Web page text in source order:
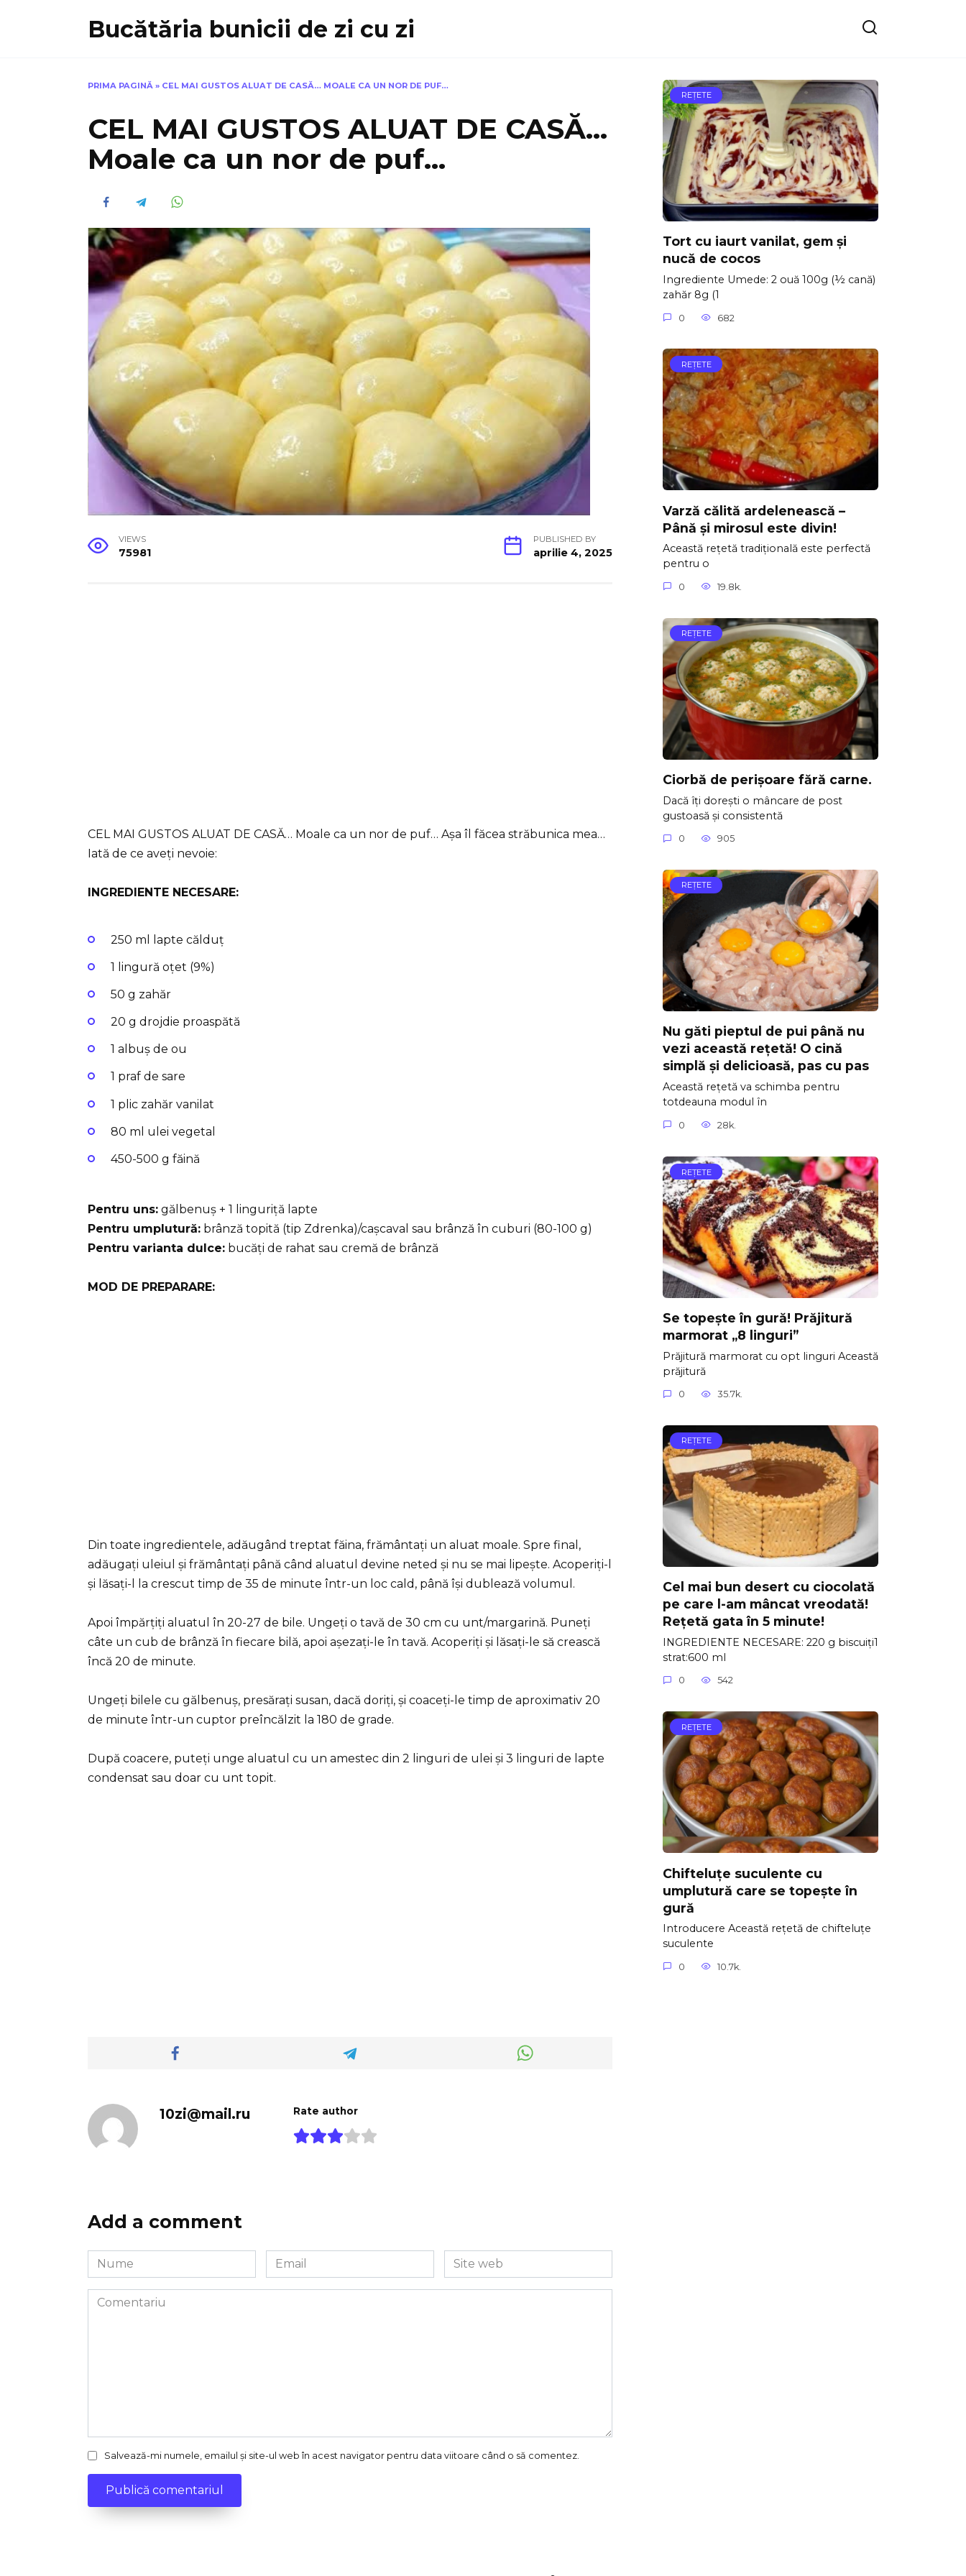
Bucătăria bunicii de zi cu zi
PRIMA PAGINĂ » CEL MAI GUSTOS ALUAT DE CASĂ… MOALE CA UN NOR DE PUF…
CEL MAI GUSTOS ALUAT DE CASĂ…
Moale ca un nor de puf…
VIEWS
75981
PUBLISHED BY
aprilie 4, 2025
CEL MAI GUSTOS ALUAT DE CASĂ… Moale ca un nor de puf… Așa îl făcea străbunica mea…
Iată de ce aveți nevoie:
INGREDIENTE NECESARE:
250 ml lapte călduț
1 lingură oțet (9%)
50 g zahăr
20 g drojdie proaspătă
1 albuș de ou
1 praf de sare
1 plic zahăr vanilat
80 ml ulei vegetal
450-500 g făină
Pentru uns: gălbenuș + 1 linguriță lapte
Pentru umplutură: brânză topită (tip Zdrenka)/cașcaval sau brânză în cuburi (80-100 g)
Pentru varianta dulce: bucăți de rahat sau cremă de brânză
MOD DE PREPARARE:
Din toate ingredientele, adăugând treptat făina, frământați un aluat moale. Spre final,
adăugați uleiul și frământați până când aluatul devine neted și nu se mai lipește. Acoperiți-l
și lăsați-l la crescut timp de 35 de minute într-un loc cald, până își dublează volumul.
Apoi împărțiți aluatul în 20-27 de bile. Ungeți o tavă de 30 cm cu unt/margarină. Puneți
câte un cub de brânză în fiecare bilă, apoi așezați-le în tavă. Acoperiți și lăsați-le să crească
încă 20 de minute.
Ungeți bilele cu gălbenuș, presărați susan, dacă doriți, și coaceți-le timp de aproximativ 20
de minute într-un cuptor preîncălzit la 180 de grade.
După coacere, puteți unge aluatul cu un amestec din 2 linguri de ulei și 3 linguri de lapte
condensat sau doar cu unt topit.
10zi@mail.ru Rate author
Add a comment
Nume
*
Email
*
Site
web
Comentariu
Salvează-mi numele, emailul și site-ul web în acest navigator pentru data viitoare când o să comentez.
REŢETE
Tort cu iaurt vanilat, gem și
nucă de cocos
Ingrediente Umede: 2 ouă 100g (½ cană)
zahăr 8g (1
0 682
REŢETE
Varză călită ardelenească –
Până și mirosul este divin!
Această rețetă tradițională este perfectă
pentru o
0 19.8k.
REŢETE
Ciorbă de perișoare fără carne.
Dacă îți dorești o mâncare de post
gustoasă și consistentă
0 905
REŢETE
Nu găti pieptul de pui până nu
vezi această rețetă! O cină
simplă și delicioasă, pas cu pas
Această rețetă va schimba pentru
totdeauna modul în
0 28k.
REŢETE
Se topește în gură! Prăjitură
marmorat „8 linguri”
Prăjitură marmorat cu opt linguri Această
prăjitură
0 35.7k.
REŢETE
Cel mai bun desert cu ciocolată
pe care l-am mâncat vreodată!
Rețetă gata în 5 minute!
INGREDIENTE NECESARE: 220 g biscuiți1
strat:600 ml
0 542
REŢETE
Chifteluțe suculente cu
umplutură care se topește în
gură
Introducere Această rețetă de chifteluțe
suculente
0 10.7k.